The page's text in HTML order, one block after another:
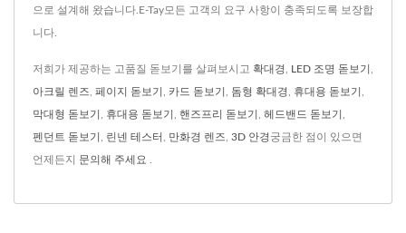
으로 설계해 왔습니다.E-Tay모든 고객의 요구 사항이 충족되도록 보장합
니다.
저희가 제공하는 고품질 돋보기를 살펴보시고 확대경 LED 조명 돋보기
아크릴 렌즈 페이지 돋보기 카드 돋보기 돔형 확대경 휴대용 돋보기
막대형 돋보기 휴대용 돋보기 핸즈프리 돋보기 헤드밴드 ​​돋보기
펜던트 돋보기 린넨 테스터 만화경 렌즈 3D 안경 궁금한 점이 있으면
언제든지 문의해 주세요